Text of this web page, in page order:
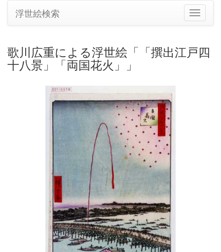
ナ
ビ
シ
浮世絵検索
歌川広重による浮世絵「「撰出江戸四
十八景」「両国花火」」